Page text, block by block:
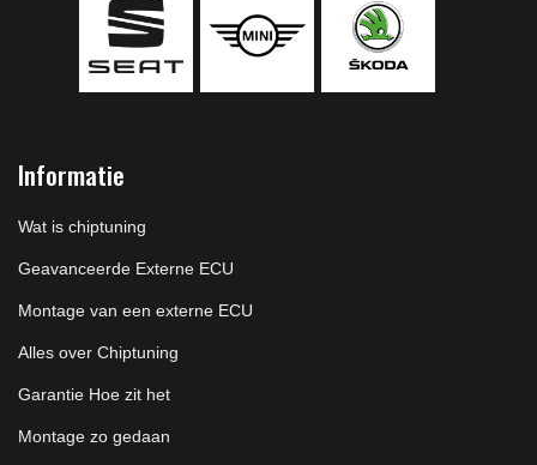
Informatie
Wat is chiptuning
Geavanceerde Externe ECU
Montage van een externe ECU
Alles over Chiptuning
Garantie Hoe zit het
Montage zo gedaan